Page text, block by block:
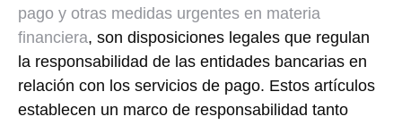
pago y otras medidas urgentes en materia
financiera, son disposiciones legales que regulan
la responsabilidad de las entidades bancarias en
relación con los servicios de pago. Estos artículos
establecen un marco de responsabilidad tanto